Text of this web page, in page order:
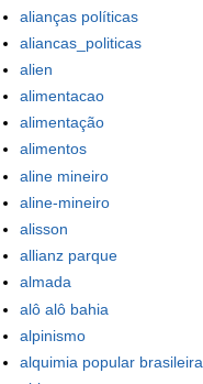
alianças políticas
aliancas_politicas
alien
alimentacao
alimentação
alimentos
aline mineiro
aline-mineiro
alisson
allianz parque
almada
alô alô bahia
alpinismo
alquimia popular brasileira